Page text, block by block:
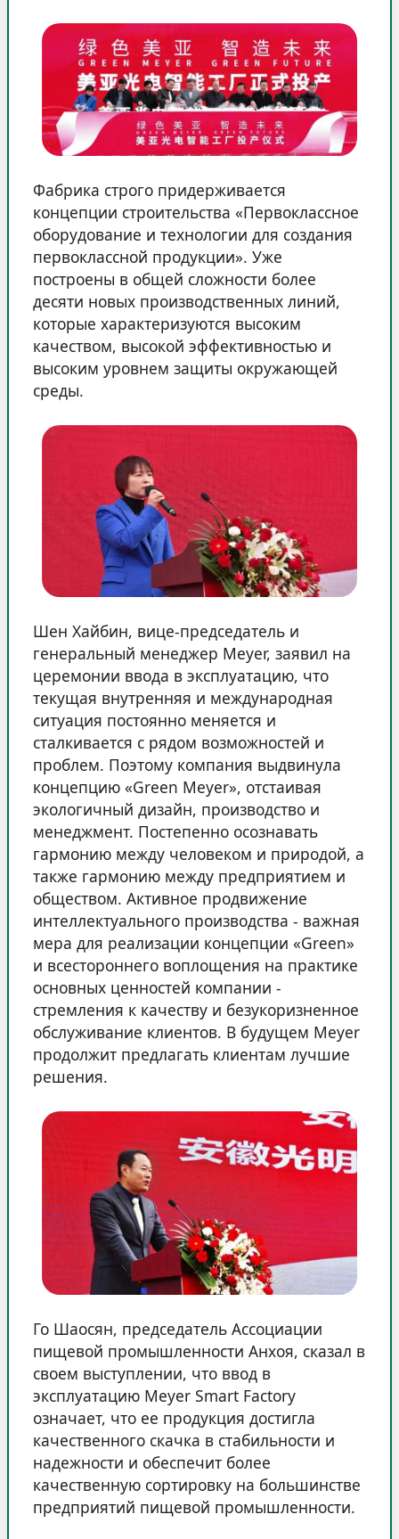
Фабрика строго придерживается
концепции строительства «Первоклассное
оборудование и технологии для создания
первоклассной продукции». Уже
построены в общей сложности более
десяти новых производственных линий,
которые характеризуются высоким
качеством, высокой эффективностью и
высоким уровнем защиты окружающей
среды.
Шен Хайбин, вице-председатель и
генеральный менеджер Meyer, заявил на
церемонии ввода в эксплуатацию, что
текущая внутренняя и международная
ситуация постоянно меняется и
сталкивается с рядом возможностей и
проблем. Поэтому компания выдвинула
концепцию «Green Meyer», отстаивая
экологичный дизайн, производство и
менеджмент. Постепенно осознавать
гармонию между человеком и природой, а
также гармонию между предприятием и
обществом. Активное продвижение
интеллектуального производства - важная
мера для реализации концепции «Green»
и всестороннего воплощения на практике
основных ценностей компании -
стремления к качеству и безукоризненное
обслуживание клиентов. В будущем Meyer
продолжит предлагать клиентам лучшие
решения.
Го Шаосян, председатель Ассоциации
пищевой промышленности Анхоя, сказал в
своем выступлении, что ввод в
эксплуатацию Meyer Smart Factory
означает, что ее продукция достигла
качественного скачка в стабильности и
надежности и обеспечит более
качественную сортировку на большинстве
предприятий пищевой промышленности.